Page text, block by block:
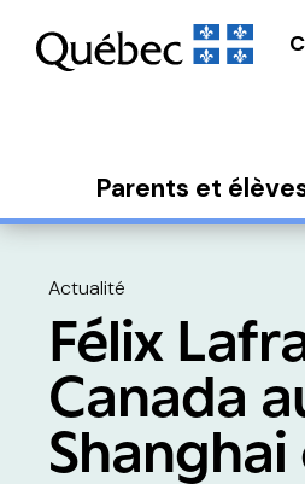
Parents et
Actualité
Félix
Canada